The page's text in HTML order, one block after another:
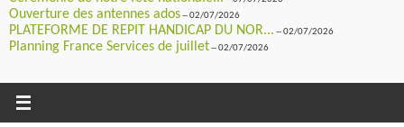
Ouverture des antennes ados-- 02/07/2026
PLATEFORME DE REPIT HANDICAP DU NOR... -- 02/07/2026
Planning France Services de juillet-- 02/07/2026